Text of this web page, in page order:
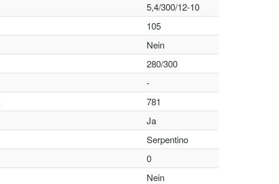
5,4/300/12-10
105
Nein
280/300
-
781
Ja
Serpentino
0
Nein